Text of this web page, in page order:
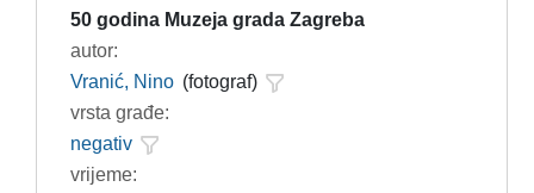
50 godina Muzeja grada Zagreba
autor:
Vranić, Nino (fotograf)
vrsta građe:
negativ
vrijeme: